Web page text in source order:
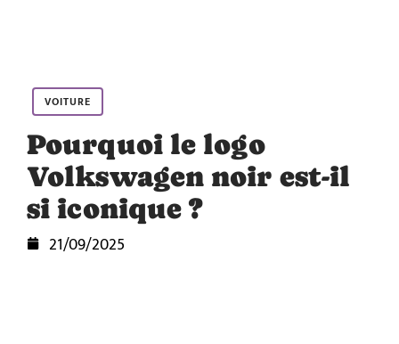
VOITURE
Pourquoi le logo
Volkswagen noir est-il
si iconique ?
21/09/2025